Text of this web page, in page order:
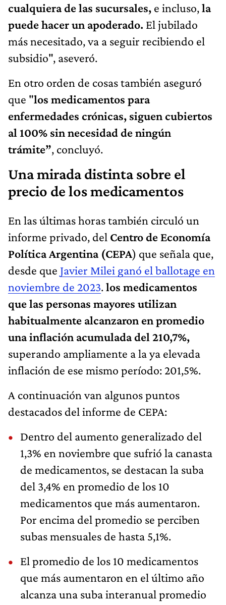
cualquiera de las sucursales, e incluso,la
puede hacer un apoderado. El jubilado
más necesitado, va a seguir recibiendo el
subsidio", aseveró.
En otro orden de cosas también aseguró
que "los medicamentos para
enfermedades crónicas, siguen cubiertos
al 100% sin necesidad de ningún
trámite”, concluyó.
Una mirada distinta sobre el
precio de los medicamentos
En las últimas horas también circuló un
informe privado, del Centro de Economía
Política Argentina (CEPA) que señala que,
desde que Javier Milei ganó el ballotage en
noviembre de 2023.los medicamentos
que las personas mayores utilizan
habitualmente alcanzaron en promedio
una inflación acumulada del 210,7%,
superando ampliamente a la ya elevada
inflación de ese mismo período: 201,5%.
A continuación van algunos puntos
destacados del informe de CEPA:
Dentro del aumento generalizado del
1,3% en noviembre que sufrió la canasta
de medicamentos, se destacan la suba
del 3,4% en promedio de los 10
medicamentos que más aumentaron.
Por encima del promedio se perciben
subas mensuales de hasta 5,1%.
El promedio de los 10 medicamentos
que más aumentaron en el último año
alcanza una suba interanual promedio